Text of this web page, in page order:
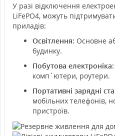
У разі відключення
LiFePO4, можуть
приладів:
Освітлення: Основне
будинку.
Побутова електроніка:
комп`ютери, роутери.
Портативні зарядні
мобільних телефонів,
пристроїв.